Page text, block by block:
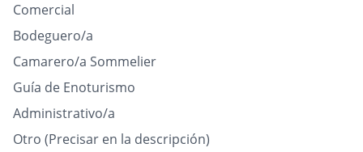
Comercial
Bodeguero/a
Camarero/a Sommelier
Guía de Enoturismo
Administrativo/a
Otro (Precisar en la descripción)